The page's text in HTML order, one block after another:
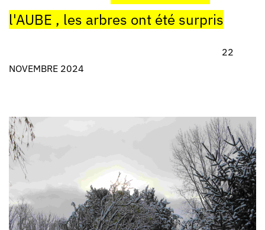
l'AUBE , les arbres ont été surpris
22
NOVEMBRE 2024